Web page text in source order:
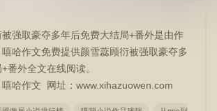
强取豪夺多年后免费大结局+番外是由作
哈作文免费提供颜雪蕊顾衍被强取豪夺多
番外全文在线阅读。
嘻哈作文 网址：www.xihazuowen.com